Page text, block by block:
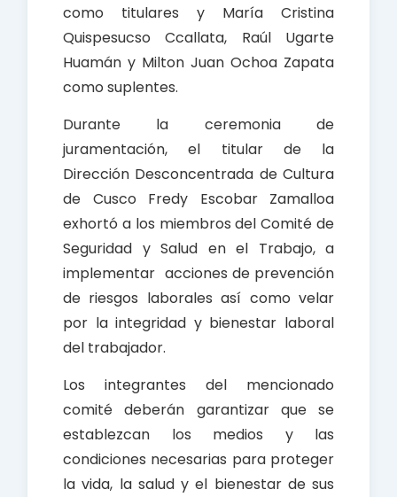
como titulares y María Cristina
Quispesucso Ccallata, Raúl Ugarte
Huamán y Milton Juan Ochoa Zapata
como suplentes.
Durante la ceremonia de
juramentación, el titular de la
Dirección Desconcentrada de Cultura
de Cusco Fredy Escobar Zamalloa
exhortó a los miembros del Comité de
Seguridad y Salud en el Trabajo, a
implementar acciones de prevención
de riesgos laborales así como velar
por la integridad y bienestar laboral
del trabajador.
Los integrantes del mencionado
comité deberán garantizar que se
establezcan los medios y las
condiciones necesarias para proteger
la vida, la salud y el bienestar de sus